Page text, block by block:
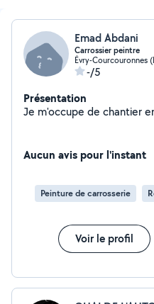
Emad Abdani
Carrossier peintre
Évry-Courcouronnes
-/5
Présentation
Je m'occupe de chantier
Aucun avis pour l'instant
Peinture de carrosserie
Voir le profil